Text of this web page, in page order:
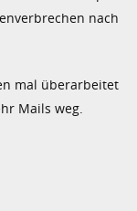
nach
mal überarbeitet
Mails weg.